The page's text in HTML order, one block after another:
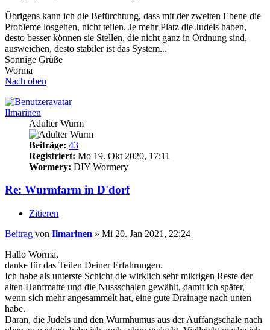
Übrigens kann ich die Befürchtung, dass mit der zweiten Ebene die
Probleme losgehen, nicht teilen. Je mehr Platz die Judels haben,
desto besser können sie Stellen, die nicht ganz in Ordnung sind,
ausweichen, desto stabiler ist das System...
Sonnige Grüße
Worma
Nach oben
Ilmarinen
Adulter Wurm
Beiträge: 43
Registriert: Mo 19. Okt 2020, 17:11
Wormery: DIY Wormery
Re: Wurmfarm in D'dorf
Zitieren
Beitrag von Ilmarinen » Mi 20. Jan 2021, 22:24
Hallo Worma,
danke für das Teilen Deiner Erfahrungen.
Ich habe als unterste Schicht die wirklich sehr mikrigen Reste der
alten Hanfmatte und die Nussschalen gewählt, damit ich später,
wenn sich mehr angesammelt hat, eine gute Drainage nach unten
habe.
Daran, die Judels und den Wurmhumus aus der Auffangschale nach